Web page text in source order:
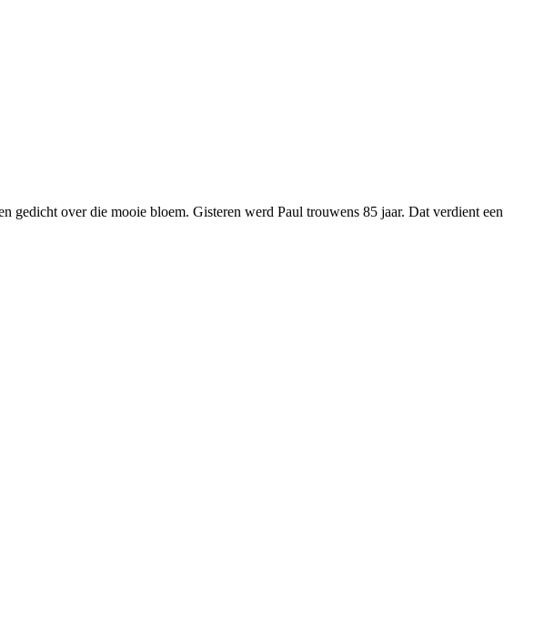
gedicht over die mooie bloem. Gisteren werd Paul trouwens 85 jaar. Dat verdient een